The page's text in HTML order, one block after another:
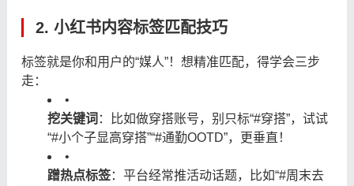
2. 小红书内容标签匹配技巧
标签就是你和用户的“媒人”！想精准匹配，得学会三步
走：
•
挖关键词 ：比如做穿搭账号，别只标“#穿搭”，试试
“#小个子显高穿搭”“#通勤OOTD”，更垂直！
•
蹭热点标签：平台经常推活动话题，比如“#周末去